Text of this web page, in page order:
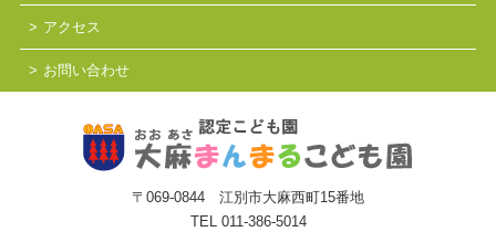
アクセス
お問い合わせ
〒069-0844 江別市大麻西町15番地
TEL 011-386-5014